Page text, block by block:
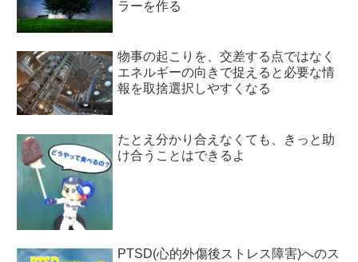
ラーを作る
物事の起こりを、交差する点ではなく
エネルギーの向きで捉えると必要な情
報を取捨選択しやすくなる
たとえ分かり合えなくても、きっと助
け合うことはできるよ
PTSD(心的外傷後ストレス障害)へのス